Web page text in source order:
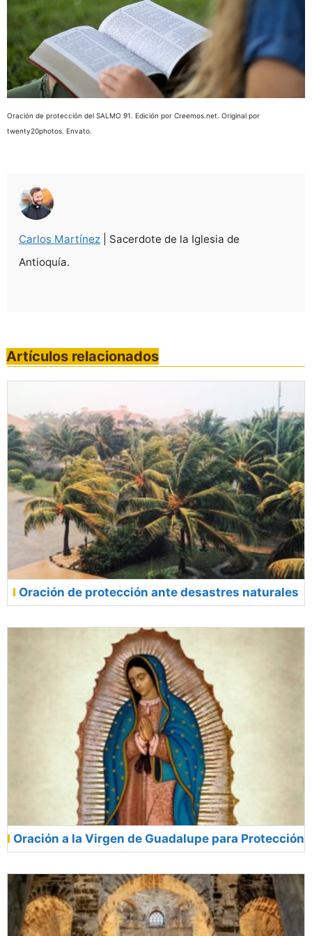
Oración de protección del SALMO 91. Edición por Creemos.net. Original por
twenty20photos. Envato.
Carlos Martínez | Sacerdote de la Iglesia de
Antioquía.
Artículos relacionados
Oración de protección ante desastres naturales
Oración a la Virgen de Guadalupe para Protección